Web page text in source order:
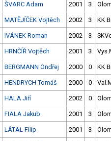
ŠVARC Adam 2001 3
MATĚJÍČEK Vojtěch 2002 3 KK
IVÁNEK Roman 2002 3
HRNČÍŘ Vojtěch 2001 3
BERGMANN Ondřej 2000 0 KK
HENDRYCH Tomáš 2000 0
HALA Jiří 2002 0
FIALA Jakub 2001 3
LÁTAL Filip 2001 3